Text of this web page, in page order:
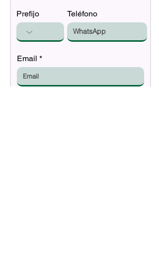
Prefijo Teléfono
Email